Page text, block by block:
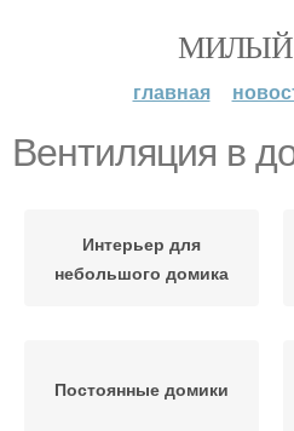
главная
Вентиляция в
Интерьер для
небольшого домика
Постоянные домики